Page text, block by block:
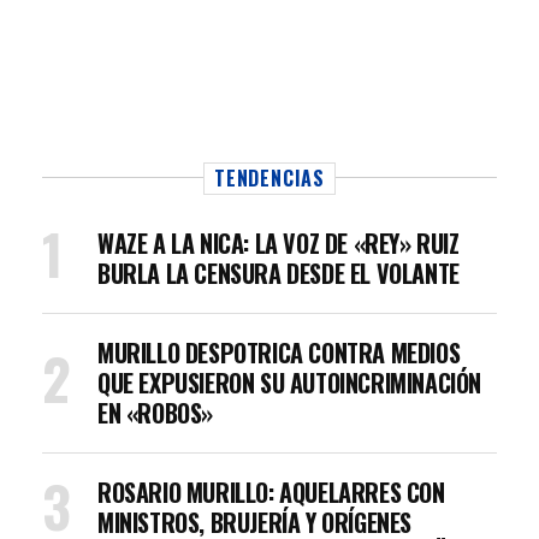
TENDENCIAS
WAZE A LA NICA: LA VOZ DE «REY» RUIZ
BURLA LA CENSURA DESDE EL VOLANTE
MURILLO DESPOTRICA CONTRA MEDIOS
QUE EXPUSIERON SU AUTOINCRIMINACIÓN
EN «ROBOS»
ROSARIO MURILLO: AQUELARRES CON
MINISTROS, BRUJERÍA Y ORÍGENES